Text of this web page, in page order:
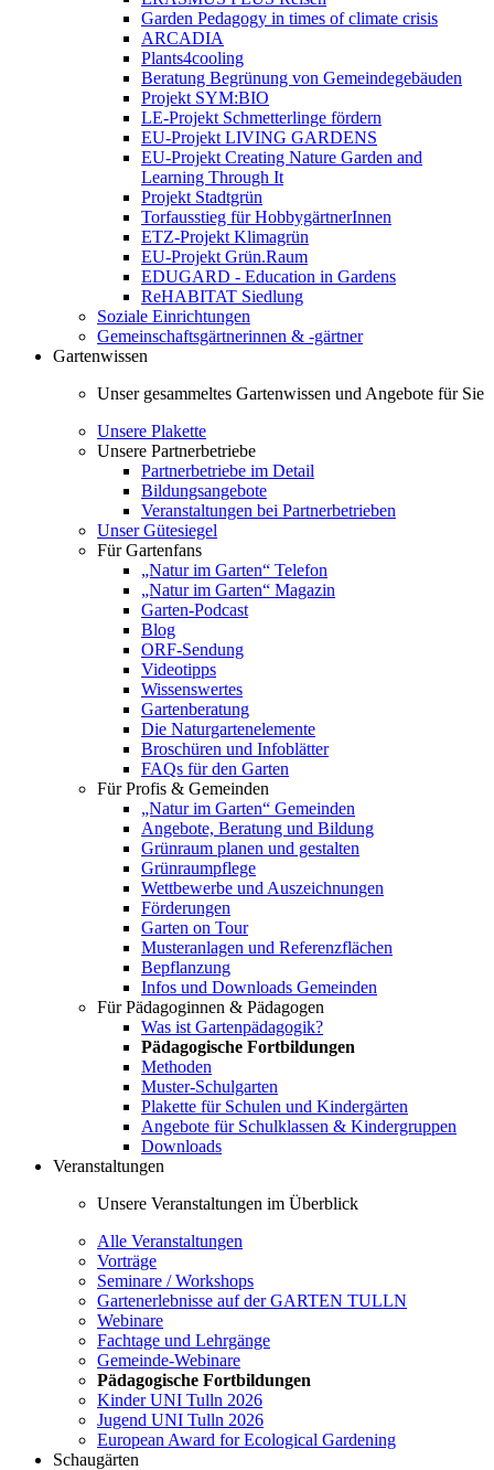
Garden Pedagogy in times of climate crisis
ARCADIA
Plants4cooling
Beratung Begrünung von Gemeindegebäuden
Projekt SYM:BIO
LE-Projekt Schmetterlinge fördern
EU-Projekt LIVING GARDENS
EU-Projekt Creating Nature Garden and
Learning Through It
Projekt Stadtgrün
Torfausstieg für HobbygärtnerInnen
ETZ-Projekt Klimagrün
EU-Projekt Grün.Raum
EDUGARD - Education in Gardens
ReHABITAT Siedlung
Soziale Einrichtungen
Gemeinschaftsgärtnerinnen & -gärtner
Gartenwissen
Unser gesammeltes Gartenwissen und Angebote für Sie
Unsere Plakette
Unsere Partnerbetriebe
Partnerbetriebe im Detail
Bildungsangebote
Veranstaltungen bei Partnerbetrieben
Unser Gütesiegel
Für Gartenfans
„Natur im Garten“ Telefon
„Natur im Garten“ Magazin
Garten-Podcast
Blog
ORF-Sendung
Videotipps
Wissenswertes
Gartenberatung
Die Naturgartenelemente
Broschüren und Infoblätter
FAQs für den Garten
Für Profis & Gemeinden
„Natur im Garten“ Gemeinden
Angebote, Beratung und Bildung
Grünraum planen und gestalten
Grünraumpflege
Wettbewerbe und Auszeichnungen
Förderungen
Garten on Tour
Musteranlagen und Referenzflächen
Bepflanzung
Infos und Downloads Gemeinden
Für Pädagoginnen & Pädagogen
Was ist Gartenpädagogik?
Pädagogische Fortbildungen
Methoden
Muster-Schulgarten
Plakette für Schulen und Kindergärten
Angebote für Schulklassen & Kindergruppen
Downloads
Veranstaltungen
Unsere Veranstaltungen im Überblick
Alle Veranstaltungen
Vorträge
Seminare / Workshops
Gartenerlebnisse auf der GARTEN TULLN
Webinare
Fachtage und Lehrgänge
Gemeinde-Webinare
Pädagogische Fortbildungen
Kinder UNI Tulln 2026
Jugend UNI Tulln 2026
European Award for Ecological Gardening
Schaugärten